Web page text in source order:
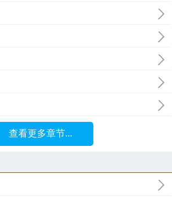
查看更多章节...